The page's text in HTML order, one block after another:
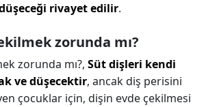
rivayet edilir.
zorunda mı?
zorunda mı?, Süt dişleri kendi
ve düşecektir, ancak diş perisini
çocuklar için, dişin evde çekilmesi